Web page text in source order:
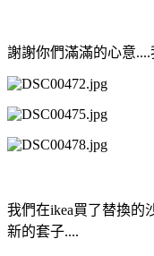
謝謝你們滿滿的心意
我們在ikea買了替換的
新的套子....